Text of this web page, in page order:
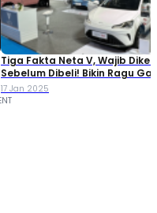
Tiga Fakta Neta V, Wajib
Sebelum Dibeli! Bikin Ragu
17 Jan 2025